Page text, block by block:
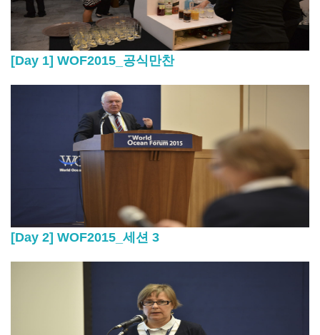
[Day 1] WOF2015_공식만찬
[Day 2] WOF2015_세션 3